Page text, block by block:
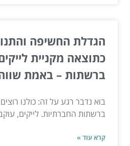
הגדלת החשיפה
כתוצאה מקניית
ברשתות – באמת
בוא נדבר רגע על זה: כולנו
ברשתות החברתיות. לייקים,
קרא עוד »